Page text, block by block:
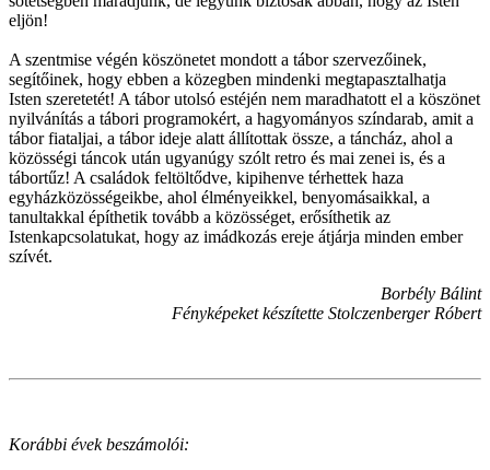
eljön!
A szentmise végén köszönetet mondott a tábor szervezőinek,
segítőinek, hogy ebben a közegben mindenki megtapasztalhatja
Isten szeretetét! A tábor utolsó estéjén nem maradhatott el a köszönet
nyilvánítás a tábori programokért, a hagyományos színdarab, amit a
tábor fiataljai, a tábor ideje alatt állítottak össze, a táncház, ahol a
közösségi táncok után ugyanúgy szólt retro és mai zenei is, és a
tábortűz! A családok feltöltődve, kipihenve térhettek haza
egyházközösségeikbe, ahol élményeikkel, benyomásaikkal, a
tanultakkal építhetik tovább a közösséget, erősíthetik az
Istenkapcsolatukat, hogy az imádkozás ereje átjárja minden ember
szívét.
Borbély Bálint
Fényképeket készítette Stolczenberger Róbert
Korábbi évek beszámolói: